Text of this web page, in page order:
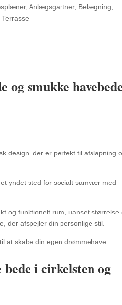
, Anlægsgartner, Belægning
Terrasse
smukke
design, der er perfekt til afslapning
yndet sted for socialt samvær med
og funktionelt rum, uanset størrelse
der afspejler din personlige stil.
at skabe din egen drømmehave.
i cirkelsten og